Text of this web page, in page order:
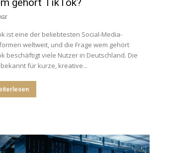
gehört TikTok​?
ist eine der beliebtesten Social-Media-
weltweit, und die Frage wem gehört
beschäftigt viele Nutzer in Deutschland. Die
für kurze, kreative...